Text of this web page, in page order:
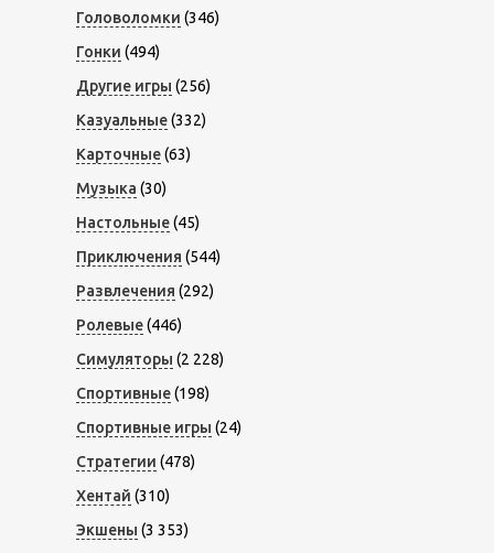
Головоломки (346)
Гонки (494)
Другие игры (256)
Казуальные(332)
Карточные(63)
Музыка (30)
Настольные(45)
Приключения (544)
Развлечения (292)
Ролевые(446)
Симуляторы (2 228)
Спортивные(198)
Спортивные игры (24)
Стратегии (478)
Хентай (310)
Экшены (3 353)